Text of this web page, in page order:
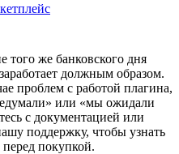
того же банковского дня
должным образом.
проблем с работой плагина,
или «мы ожидали
с документацией или
поддержку, чтобы узнать
покупкой.